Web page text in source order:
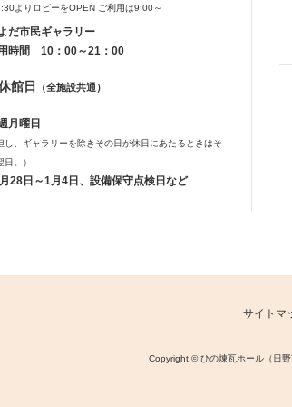
よりロビーをOPEN ご利用は9:00～
だ市民ギャラリー
時間 10：00～21：00
館日 （全施設共通）
月曜日
し、ギャラリーを除きその日が休日にあたるときはそ
日。）
28日～1月4日、設備保守点検日など
サイトマ
Copyright © ひの煉瓦ホール（日